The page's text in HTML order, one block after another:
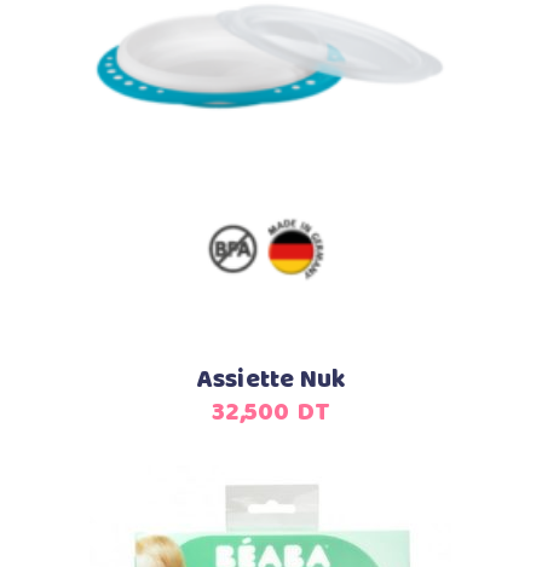
Ajouter au panier
Assiette Nuk
32,500 DT